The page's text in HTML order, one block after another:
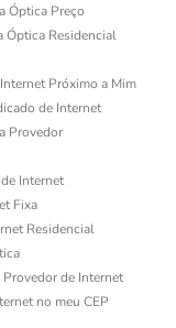
Óptica Preço
Óptica Residencial
Internet Próximo a Mim
de Internet
Provedor
Internet
Fixa
Residencial
Provedor de Internet
no meu CEP